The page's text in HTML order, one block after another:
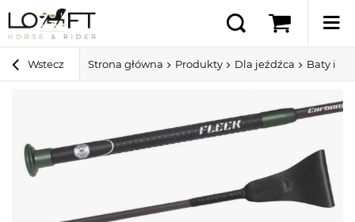
Wstecz Strona główna Produkty Dla jeźdźca Baty i